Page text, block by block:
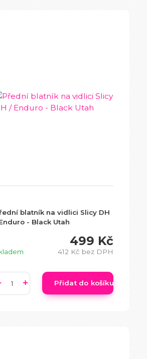
blatník na vidlici Slicy DH
- Black Utah
499 Kč
412 Kč bez DPH
Přidat do košíku